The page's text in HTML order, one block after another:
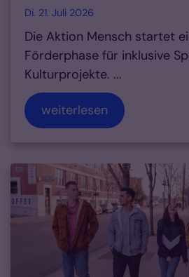
Di. 21. Juli 2026
Die Aktion Mensch startet
Förderphase für inklusive
Kulturprojekte. ...
weiterlesen